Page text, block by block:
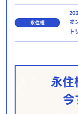
永住権
オ
ト
永住